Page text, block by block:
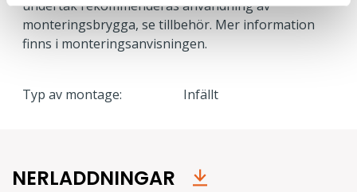
undertak rekommenderas användning av
monteringsbrygga, se tillbehör. Mer information
finns i monteringsanvisningen.
Typ av montage: Infällt
NERLADDNINGAR